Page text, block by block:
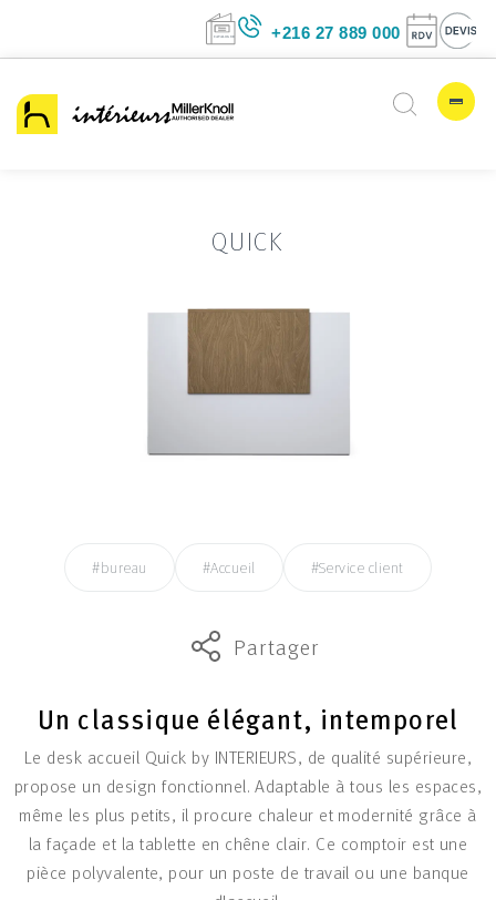
+216 27 889
QUICK
#bureau #Accueil #Service client
Partager
Un classique élégant, intemporel
Le desk accueil Quick by INTERIEURS, de qualité supérieure,
propose un design fonctionnel. Adaptable à tous les espaces,
même les plus petits, il procure chaleur et modernité grâce à
la façade et la tablette en chêne clair. Ce comptoir est une
pièce polyvalente, pour un poste de travail ou une banque